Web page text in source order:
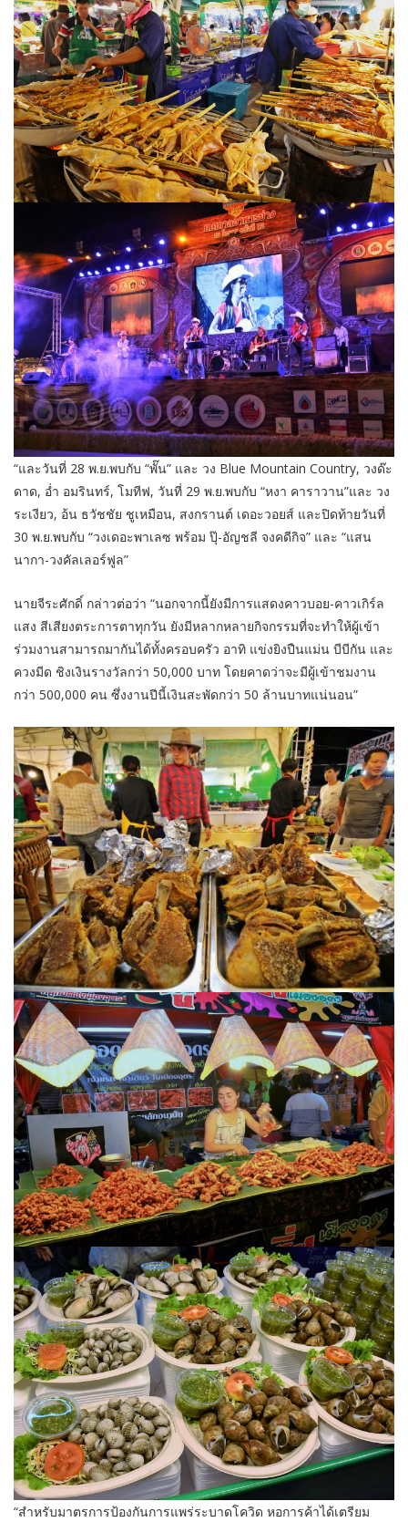
“และวันที่ 28 พ.ย.พบกับ “พั๊น” และ วง Blue Mountain Country, วงด๊ะ
ดาด, อ่ำ อมรินทร์, โมทีฟ, วันที่ 29 พ.ย.พบกับ “หงา คาราวาน”และ วง
ระเงียว, อ้น ธวัชชัย ชูเหมือน, สงกรานต์ เดอะวอยส์ และปิดท้ายวันที่
30 พ.ย.พบกับ “วงเดอะพาเลซ พร้อม ปุ๊-อัญชลี จงคดีกิจ” และ “แสน
นากา-วงคัลเลอร์ฟูล”
นายจีระศักดิ์ กล่าวต่อว่า “นอกจากนี้ยังมีการแสดงคาวบอย-คาวเกิร์ล
แสง สีเสียงตระการตาทุกวัน ยังมีหลากหลายกิจกรรมที่จะทำให้ผู้เข้า
ร่วมงานสามารถมากันได้ทั้งครอบครัว อาทิ แข่งยิงปืนแม่น บีบีกัน และ
ควงมีด ชิงเงินรางวัลกว่า 50,000 บาท โดยคาดว่าจะมีผู้เข้าชมงาน
กว่า 500,000 คน ซึ่งงานปีนี้เงินสะพัดกว่า 50 ล้านบาทแน่นอน”
“สำหรับมาตรการป้องกันการแพร่ระบาดโควิด หอการค้าได้เตรียม